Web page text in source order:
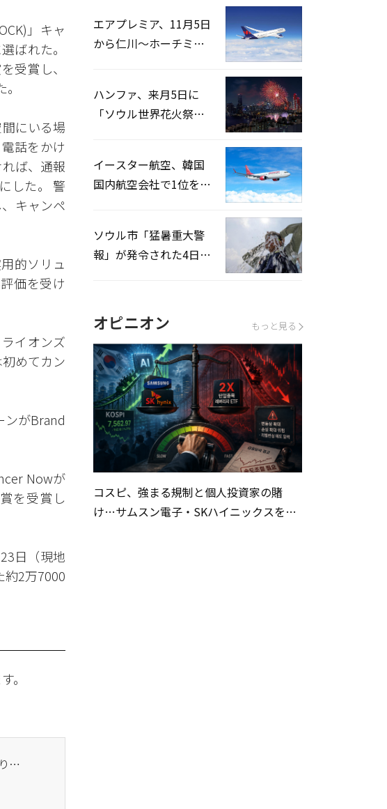
」キャ
ばれた。
受賞し、
にいる場
話をかけ
ば、通報
した。 警
キャンペ
的ソリュ
価を受け
イオンズ
めてカン
ンがBrand
Nowが
を受賞し
日（現地
約2万7000
。
· 第一企画、AI自動化ソリューション『VariAid』導入…「バナー1件あたりの制作費を90％削減」
エアプレミア、11月5日
から仁川〜ホーチミン
ハンファ、来月5日に
「ソウル世界花火祭り
イースター航空、韓国
国内航空会社で1位を記
ソウル市「猛暑重大警
報」が発令された4日、
オピニオン もっと見る
コスピ、強まる規制と個人投資家の賭
け…サムスン電子・SKハイニックスを巡